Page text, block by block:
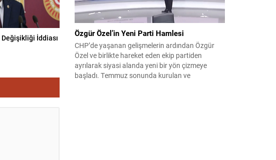
Değişikliği İddiası Özgür Özel’in Yeni Parti Hamlesi
CHP’de yaşanan gelişmelerin ardından Özgür
Özel ve birlikte hareket eden ekip partiden
ayrılarak siyasi alanda yeni bir yön çizmeye
başladı. Temmuz sonunda kurulan ve